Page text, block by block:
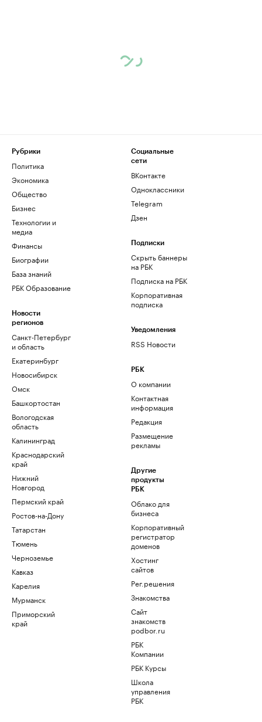
Рубрики
Политика
Экономика
Общество
Бизнес
Технологии и
медиа
Финансы
Биографии
База знаний
РБК Образование
Новости
регионов
Санкт-Петербург
и область
Екатеринбург
Новосибирск
Омск
Башкортостан
Вологодская
область
Калининград
Краснодарский
край
Нижний
Новгород
Пермский край
Ростов-на-Дону
Татарстан
Тюмень
Черноземье
Кавказ
Карелия
Мурманск
Приморский
край
Социальные
сети
ВКонтакте
Одноклассники
Telegram
Дзен
Подписки
Скрыть баннеры
на РБК
Подписка на РБК
Корпоративная
подписка
Уведомления
RSS Новости
РБК
О компании
Контактная
информация
Редакция
Размещение
рекламы
Другие
продукты
РБК
Облако для
бизнеса
Корпоративный
регистратор
доменов
Хостинг
сайтов
Рег.решения
Знакомства
Сайт
знакомств
podbor.ru
РБК
Компании
РБК Курсы
Школа
управления
РБК